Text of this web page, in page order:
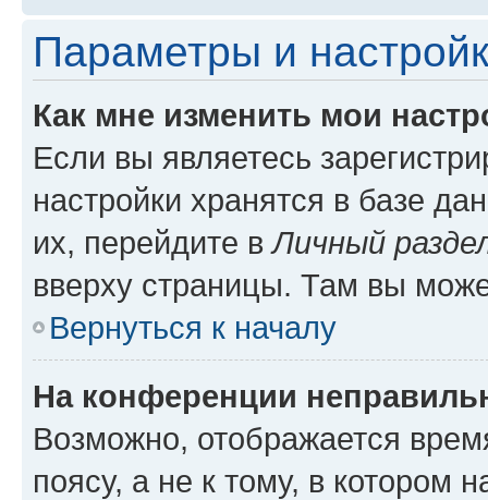
Параметры и
Как мне изменить мои
Если вы являетесь
настройки хранятся в базе
их, перейдите вЛичный
вверху страницы. Там вы
Вернуться к началу
На конференции
Возможно, отображается
поясу, а не к тому, в котором